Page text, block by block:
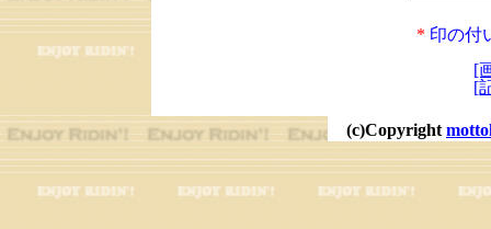
* 印の付
[
[
(c)Copyright